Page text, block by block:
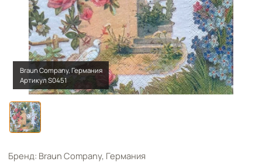
Braun Company, Германия
Артикул S0451
Бренд: Braun Company, Германия